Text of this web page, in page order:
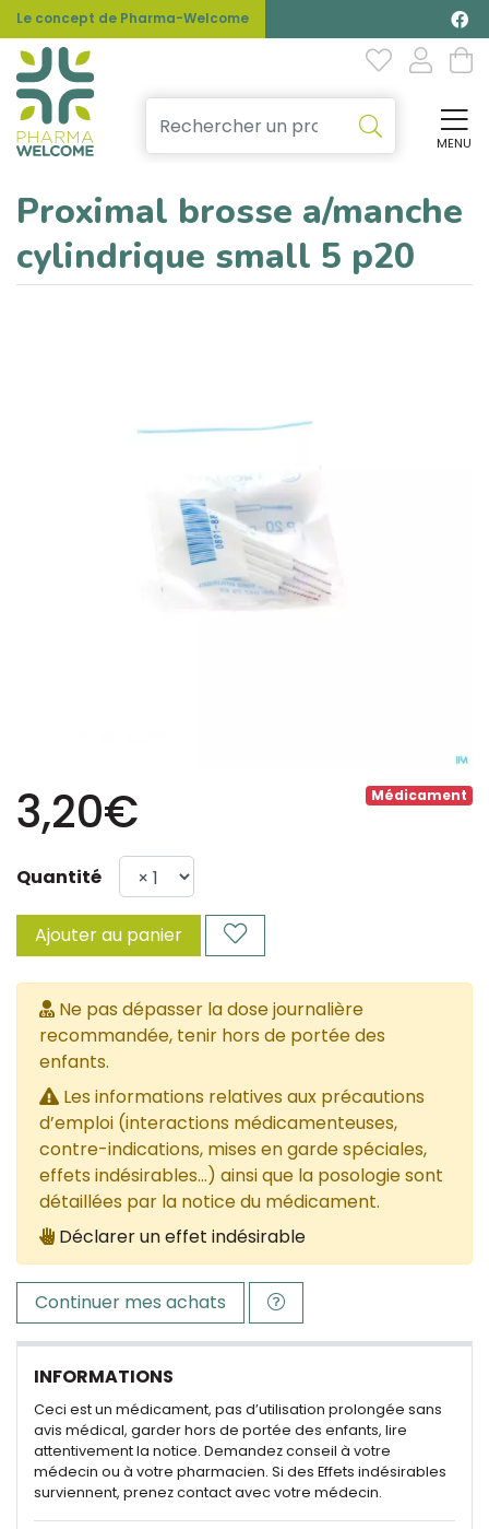
Le concept de Pharma-Welcome
MENU
Proximal brosse a/manche
cylindrique small 5 p20
Médicament
3,20€
Quantité
Ajouter au panier
Ne pas dépasser la dose journalière
recommandée, tenir hors de portée des
enfants.
Les informations relatives aux précautions
d’emploi (interactions médicamenteuses,
contre-indications, mises en garde spéciales,
effets indésirables...) ainsi que la posologie sont
détaillées par la notice du médicament.
Déclarer un effet indésirable
Continuer mes achats
INFORMATIONS
Ceci est un médicament, pas d’utilisation prolongée sans
avis médical, garder hors de portée des enfants, lire
attentivement la notice. Demandez conseil à votre
médecin ou à votre pharmacien. Si des Effets indésirables
surviennent, prenez contact avec votre médecin.